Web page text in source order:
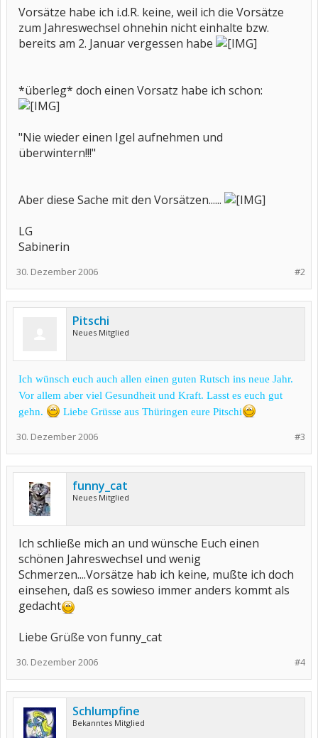
Vorsätze habe ich i.d.R. keine, weil ich die Vorsätze
zum Jahreswechsel ohnehin nicht einhalte bzw.
bereits am 2. Januar vergessen habe
*überleg* doch einen Vorsatz habe ich schon:
"Nie wieder einen Igel aufnehmen und
überwintern!!!"
Aber diese Sache mit den Vorsätzen......
LG
Sabinerin
#2
30. Dezember 2006
Pitschi
Neues Mitglied
Ich wünsch euch auch allen einen guten Rutsch ins neue Jahr.
Vor allem aber viel Gesundheit und Kraft. Lasst es euch gut
gehn.
Liebe Grüsse aus Thüringen eure Pitschi
#3
30. Dezember 2006
funny_cat
Neues Mitglied
Ich schließe mich an und wünsche Euch einen
schönen Jahreswechsel und wenig
Schmerzen....Vorsätze hab ich keine, mußte ich doch
einsehen, daß es sowieso immer anders kommt als
gedacht
Liebe Grüße von funny_cat
#4
30. Dezember 2006
Schlumpfine
Bekanntes Mitglied